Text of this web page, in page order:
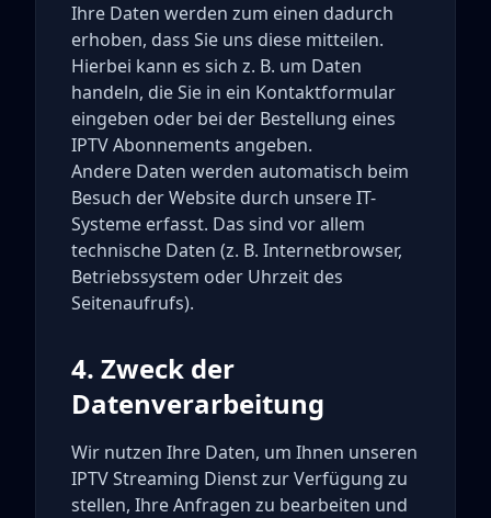
Ihre Daten werden zum einen dadurch
erhoben, dass Sie uns diese mitteilen.
Hierbei kann es sich z. B. um Daten
handeln, die Sie in ein Kontaktformular
eingeben oder bei der Bestellung eines
IPTV Abonnements angeben.
Andere Daten werden automatisch beim
Besuch der Website durch unsere IT-
Systeme erfasst. Das sind vor allem
technische Daten (z. B. Internetbrowser,
Betriebssystem oder Uhrzeit des
Seitenaufrufs).
4. Zweck der
Datenverarbeitung
Wir nutzen Ihre Daten, um Ihnen unseren
IPTV Streaming Dienst zur Verfügung zu
stellen, Ihre Anfragen zu bearbeiten und